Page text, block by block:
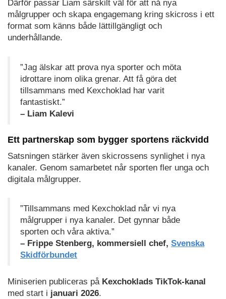
Därför passar Liam särskilt väl för att nå nya
målgrupper och skapa engagemang kring skicross i ett
format som känns både lättillgängligt och
underhållande.
”Jag älskar att prova nya sporter och möta
idrottare inom olika grenar. Att få göra det
tillsammans med Kexchoklad har varit
fantastiskt.”
– Liam Kalevi
Ett partnerskap som bygger sportens räckvidd
Satsningen stärker även skicrossens synlighet i nya
kanaler. Genom samarbetet når sporten fler unga och
digitala målgrupper.
”Tillsammans med Kexchoklad når vi nya
målgrupper i nya kanaler. Det gynnar både
sporten och våra aktiva.”
– Frippe Stenberg, kommersiell chef, Svenska
Skidförbundet
Miniserien publiceras på Kexchoklads TikTok-kanal
med start i januari 2026.